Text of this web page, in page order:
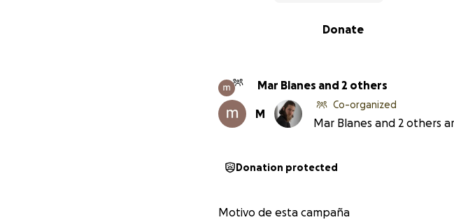
Donate
Mar Blanes and 2 others
M
Co-organized
Mar Blanes and 2 others
Donation protected
Motivo de esta campaña